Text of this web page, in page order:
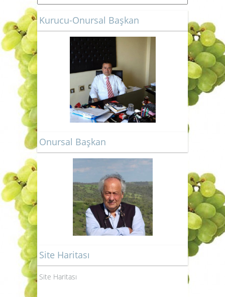
Kurucu-Onursal Başkan
Onursal Başkan
Site Haritası
Site Haritası